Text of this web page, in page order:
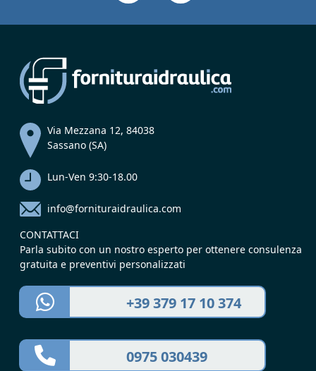
Via Mezzana 12, 84038
Sassano (SA)
Lun-Ven 9:30-18.00
info@fornituraidraulica.com
CONTATTACI
Parla subito con un nostro esperto per ottenere consulenza
gratuita e preventivi personalizzati
+39 379 17 10 374
0975 030439